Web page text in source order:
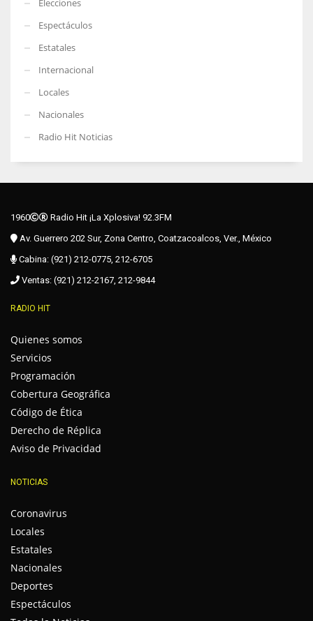
Espectáculos
Estatales
Internacional
Locales
Nacionales
Radio Hit Noticias
1960
Radio Hit ¡La Xplosiva! 92.3FM
Av. Guerrero 202 Sur, Zona Centro, Coatzacoalcos, Ver., México
Cabina: (921) 212-0775, 212-6705
Ventas: (921) 212-2167, 212-9844
RADIO HIT
Quienes somos
Servicios
Programación
Cobertura Geográfica
Código de Ética
Derecho de Réplica
Aviso de Privacidad
NOTICIAS
Coronavirus
Locales
Estatales
Nacionales
Deportes
Espectáculos